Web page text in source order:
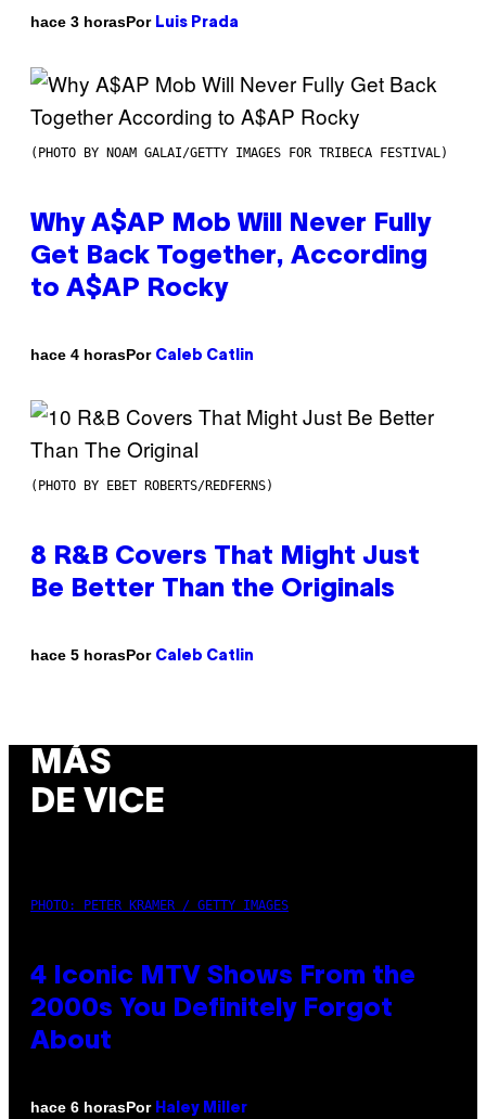
hace 3 horasPor Luis Prada
(PHOTO BY NOAM GALAI/GETTY IMAGES FOR TRIBECA FESTIVAL)
Why A$AP Mob Will Never Fully
Get Back Together, According
to A$AP Rocky
hace 4 horasPor Caleb Catlin
(PHOTO BY EBET ROBERTS/REDFERNS)
8 R&B Covers That Might Just
Be Better Than the Originals
hace 5 horasPor Caleb Catlin
MÁS
DE VICE
PHOTO: PETER KRAMER / GETTY IMAGES
4 Iconic MTV Shows From the
2000s You Definitely Forgot
About
hace 6 horasPor Haley Miller